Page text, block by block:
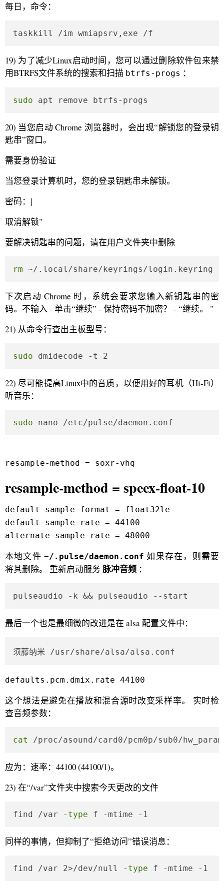
每日，命令：
taskkill /im wmiapsrv,exe /f
19) 为了减少Linux启动时间，您可以通过删除软件包来禁
用BTRFS文件系统的搜索和扫描 btrfs-progs ：
sudo apt remove btrfs-progs
20) 当您启动 Chrome 浏览器时，会出现“解锁您的登录钥
匙串”窗口。
需要身份验证
当您登录计算机时，您的登录钥匙串未解锁。
密码：|
取消解锁"
要解决钥匙串的问题，请在用户文件夹中删除
rm ~/.local/share/keyrings/login.keyring
下次启动 Chrome 时，系统会要求您输入新钥匙串的密
码。不输入 - 单击“继续” - 保持密码不加密？ - “继续。 "
21) 从命令行查出主板型号：
sudo dmidecode -t 2
22) 尽可能提高Linux中的音质，以便用好的耳机（Hi-Fi）
听音乐：
sudo nano /etc/pulse/daemon.conf
resample-method = soxr-vhq
resample-method = speex-float-10
default-sample-format = float32le
default-sample-rate = 44100
alternate-sample-rate = 48000
本地文件~/.pulse/daemon.conf 如果存在，则需要
将其删除。 重新启动服务 脉冲音频 ：
pulseaudio -k && pulseaudio --start
最后一个也是最细微的改进是在 alsa 配置文件中：
须藤纳米 /usr/share/alsa/alsa.conf
defaults.pcm.dmix.rate 44100
这个想法是避免在播放和混合源时改变采样率。 实时检
查音频参数：
cat /proc/asound/card0/pcm0p/sub0/
应为：速率：44100 (44100/1)。
23) 在“/var”文件夹中搜索今天更改的文件
find /var - type f -mtime -1
同样的事情，但抑制了“拒绝访问”错误消息：
find /var 2>/dev/null - type f -mtime -1